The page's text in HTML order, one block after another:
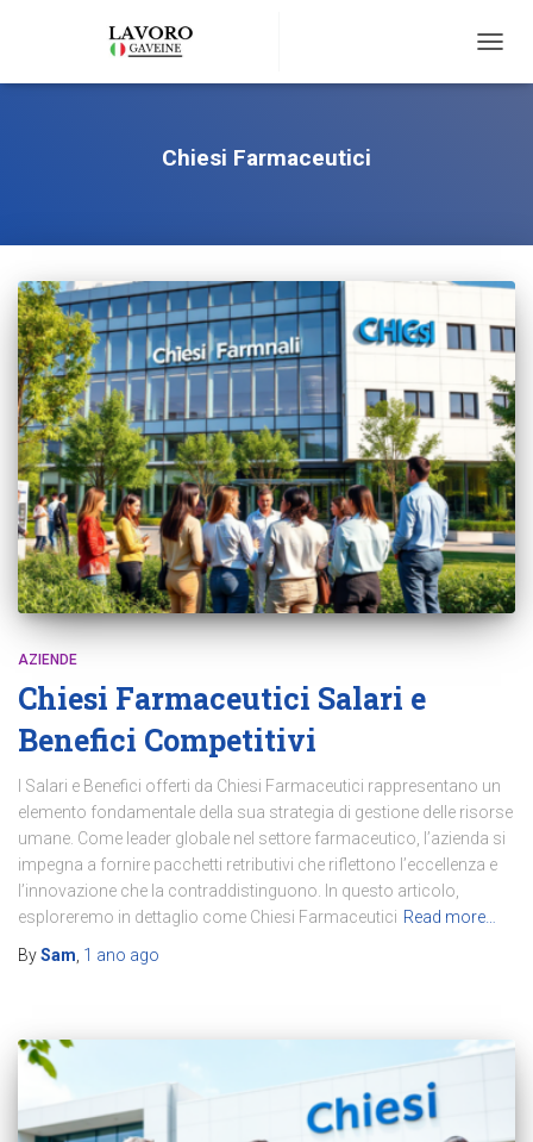
Chiesi Farmaceutici
AZIENDE
Chiesi Farmaceutici Salari e
Benefici Competitivi
I Salari e Benefici offerti da Chiesi Farmaceutici rappresentano un
elemento fondamentale della sua strategia di gestione delle risorse
umane. Come leader globale nel settore farmaceutico, l’azienda si
impegna a fornire pacchetti retributivi che riflettono l’eccellenza e
l’innovazione che la contraddistinguono. In questo articolo,
esploreremo in dettaglio come Chiesi Farmaceutici Read more…
BySam 1 ano ago